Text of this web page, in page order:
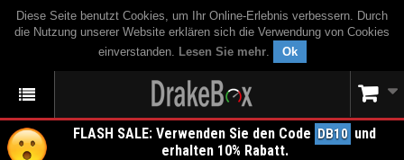
Diese Seite benutzt Cookies, um Ihr Online-Erlebnis verbessern. Durch
die Nutzung unserer Website erklären sich die Verwendung von Cookies
einverstanden. Lesen Sie mehr. Ok
FLASH SALE: Verwenden Sie den Code DB10 und
erhalten 10% Rabatt.